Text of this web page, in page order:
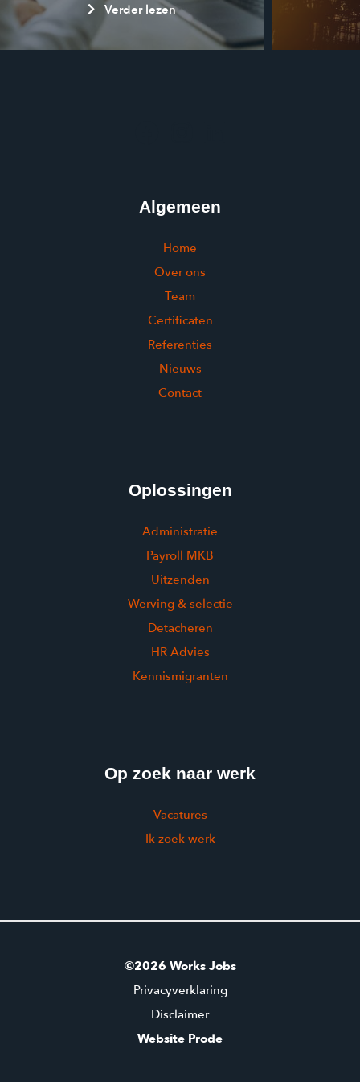
Verder lezen
Algemeen
Home
Over ons
Team
Certificaten
Referenties
Nieuws
Contact
Oplossingen
Administratie
Payroll MKB
Uitzenden
Werving & selectie
Detacheren
HR Advies
Kennismigranten
Op zoek naar werk
Vacatures
Ik zoek werk
©2026 Works Jobs
Privacyverklaring
Disclaimer
Website Prode